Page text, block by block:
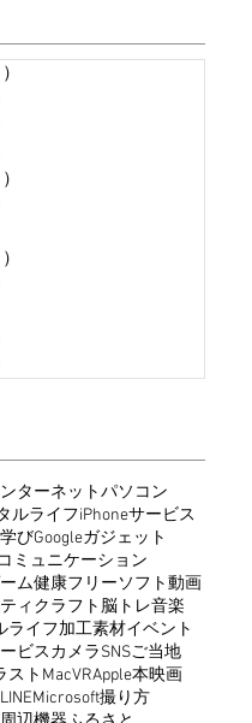
ターネットパソコン
ルライフiPhoneサービス
学びGoogleガジェット
コミュニケーション
ム健康フリーソフト動画
ィ クラフト脳トレ音楽
ライフ加工素材イベント
ビスカメラSNSご当地
スト MacVRApple本映画
LINEMicrosoft撮り方